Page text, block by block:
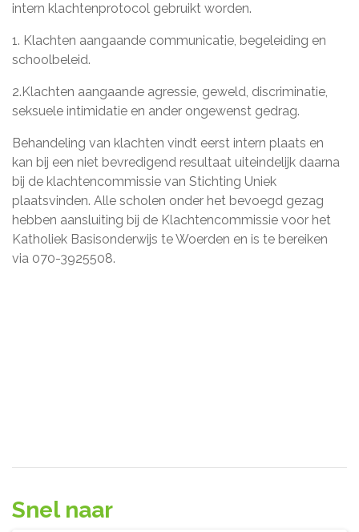
intern klachtenprotocol gebruikt worden.
1. Klachten aangaande communicatie, begeleiding en
schoolbeleid.
2.Klachten aangaande agressie, geweld, discriminatie,
seksuele intimidatie en ander ongewenst gedrag.
Behandeling van klachten vindt eerst intern plaats en
kan bij een niet bevredigend resultaat uiteindelijk daarna
bij de klachtencommissie van Stichting Uniek
plaatsvinden. Alle scholen onder het bevoegd gezag
hebben aansluiting bij de Klachtencommissie voor het
Katholiek Basisonderwijs te Woerden en is te bereiken
via 070-3925508.
Snel naar